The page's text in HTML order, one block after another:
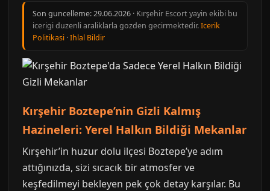
Son guncelleme:29.06.2026 · Kırşehir Escort yayin ekibi bu
icerigi duzenli araliklarla gozden gecirmektedir.Icerik
Politikasi ·Ihlal Bildir
Kırşehir Boztepe’nin Gizli Kalmış
Hazineleri: Yerel Halkın Bildiği Mekanlar
Kırşehir’in huzur dolu ilçesi Boztepe’ye adım
attığınızda, sizi sıcacık bir atmosfer ve
keşfedilmeyi bekleyen pek çok detay karşılar. Bu